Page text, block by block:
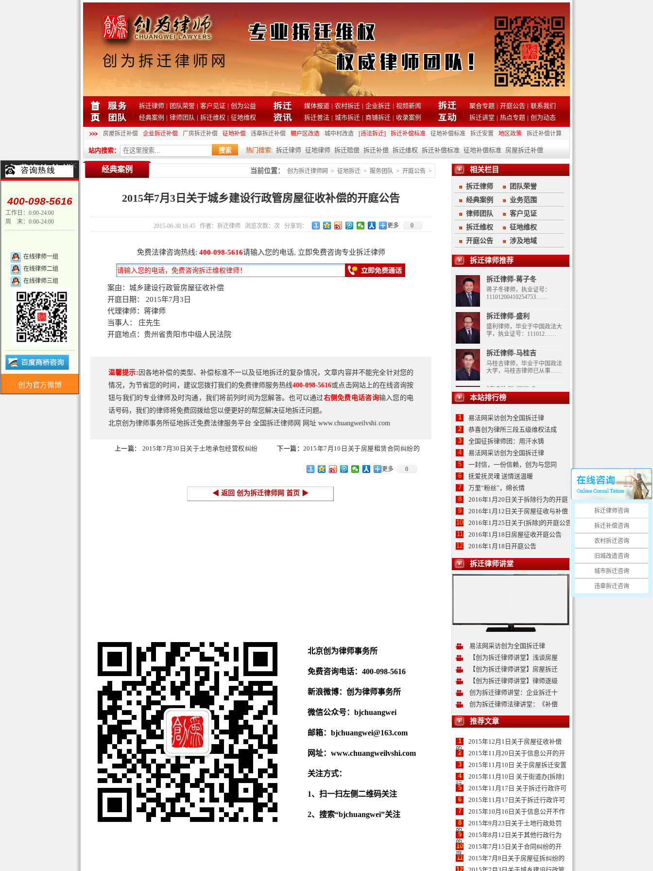
拆迁律师 | 团队荣誉 | 客户见证 | 创为公益
经典案例 | 律师团队 | 拆迁维权 | 征地维权
媒体报道 | 农村拆迁 | 企业拆迁 | 视频新闻
拆迁普法 | 城市拆迁 | 商铺拆迁 | 收录案例
聚合专题 | 开庭公告 | 联系我们
拆迁讲堂 | 热点专题 | 创为动态
房屋拆迁补偿 企业拆迁补偿 厂房拆迁补偿 征地补偿 违章拆迁补偿 棚户区改造 城中村改造 [违法拆迁] 拆迁补偿标准 征地补偿标准 拆迁安置 地区政策 拆迁补偿计算
站内搜索： 热门搜索: 拆迁律师 征地律师 拆迁赔偿 拆迁补偿 拆迁维权 拆迁补偿标准 征地补偿标准 房屋拆迁补偿
经典案例 当前位置： 创为拆迁律师网 > 征地拆迁 > 服务团队 > 开庭公告 >
2015年7月3日关于城乡建设行政管房屋征收补偿的开庭公告
2015-06-30 16:45 作者：拆迁律师 浏览次数： 次 分享到： 更多 0
免费法律咨询热线: 400-098-5616请输入您的电话, 立即免费咨询专业拆迁律师
案由：城乡建设行政管房屋征收补偿
开庭日期： 2015年7月3日
代理律师：蒋律师
当事人： 庄先生
开庭地点：贵州省贵阳市中级人民法院
温馨提示: 因各地补偿的类型、补偿标准不一以及征地拆迁的复杂情况，文章内容并不能完全针对您的
情况，为节省您的时间，建议您拨打我们的免费律师服务热线400-098-5616或点击网站上的在线咨询按
钮与我们的专业律师及时沟通，我们将前列时间为您解答。也可以通过右侧免费电话咨询输入您的电
话号码，我们的律师将免费回拨给您以便更好的帮您解决征地拆迁问题。
北京创为律师事务所征地拆迁免费法律服务平台 全国拆迁律师网 网址 www.chuangweilvshi.com
上一篇： 2015年7月30日关于土地承包经营权纠纷 下一篇：2015年7月10日关于房屋租赁合同纠纷的
更多 0
◀ 返回 创为拆迁律师网 首页 ▶
北京创为律师事务所
免费咨询电话：400-098-5616
新浪微博：创为律师事务所
微信公众号：bjchuangwei
邮箱：bjchuangwei@163.com
网址：www.chuangweilvshi.com
关注方式：
1、扫一扫左侧二维码关注
2、搜索“bjchuangwei”关注
相关栏目
拆迁律师
团队荣誉
经典案例
业务范围
律师团队
客户见证
拆迁维权
征地维权
开庭公告
涉及地域
拆迁律师推荐
拆迁律师-蒋子冬
蒋子冬律师，执业证号：
11101200410254753……
拆迁律师-盛利
盛利律师，毕业于中国政法大
学，执业证号：111012……
拆迁律师-马桂吉
马桂吉律师，毕业于中国政法
大学，马桂吉律师已从事……
拆迁律师-万勇升
万勇升从事法律工作多年，具
备团队精神，擅长……
拆迁律师-蒋子冬
11101200410254753……
拆迁律师-盛利
盛利律师，毕业于中国政法大
学，执业证号：111012……
拆迁律师-马桂吉
马桂吉律师，毕业于中国政法
大学，马桂吉律师已从事……
拆迁律师-万勇升
万勇升从事法律工作多年，具
本站排行榜
1
易法网采访创为全国拆迁律
2
恭喜创为律所三段五级维权法成
3
全国征拆律师团：用汗水铸
4
易法网采访创为全国拆迁律
5
一封信，一份信赖，创为与您同
6
抚爱抚灵魂 送情送温暖
7
万里“粉丝”，绵长情
8
2016年1月20日关于拆除行为的开庭
9
2016年1月12日关于房屋征收与补偿
10
2016年1月25日关于[拆除]的开庭公告
11
2016年1月18日房屋征收开庭公告
12
2016年1月18日开庭公告
拆迁律师讲堂
易法网采访创为全国拆迁律
【创为拆迁律师讲堂】浅谈房屋
【创为拆迁律师讲堂】房屋拆迁
【创为拆迁律师讲堂】律师逐级
创为拆迁律师讲堂：企业拆迁十
创为拆迁律师法律讲堂：《补偿
推荐文章
1
2015年12月1日关于房屋征收补偿
的
2
2015年11月20日关于信息公开的开
3
2015年11月10日 关于房屋拆迁安置
4
2015年11月10日 关于街道办[拆除]
行
5
2015年11月17日 关于拆迁行政许可
6
2015年11月17日关于拆迁行政许可
7
2015年10月16日关于信息公开不作
8
2015年9月23日关于土地行政处罚
的
9
2015年8月12日关于其他行政行为
的
10
2015年7月15日关于合同纠纷的开
庭
11
2015年7月8日关于房屋征拆纠纷的
12
400-098-5616
工作日：0:00-24:00
周 末：0:00-24:00
在线律师一组
在线律师二组
在线律师三组
创为官方微博
拆迁律师咨询
拆迁补偿咨询
农村拆迁咨询
旧城改造咨询
城市拆迁咨询
违章拆迁咨询